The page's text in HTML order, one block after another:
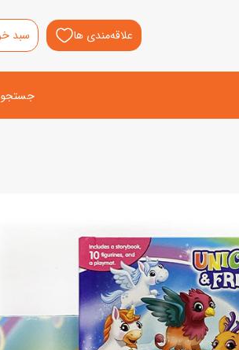
علاقه‌مندی ها سبد
سیسمونی